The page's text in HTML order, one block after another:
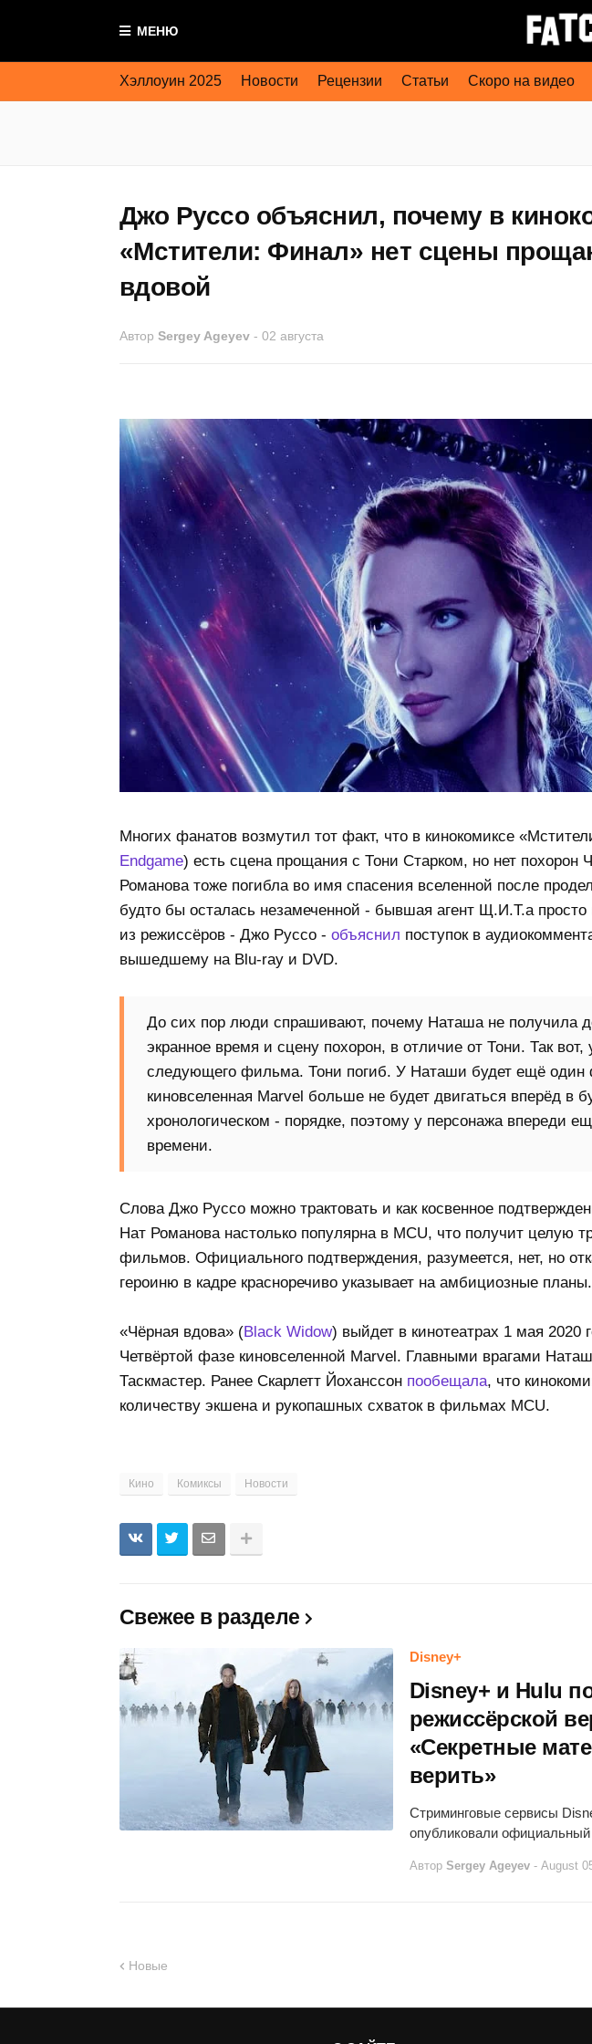
МЕНЮ
Хэллоуин 2025 Новости Рецензии Статьи Скоро на видео
Джо Руссо объяснил, почему в
«Мстители: Финал» нет сцены
вдовой
Автор Sergey Ageyev - 02 августа
Многих фанатов возмутил тот факт, что в кинокомиксе
Endgame) есть сцена прощания с Тони Старком, но нет похорон
Романова тоже погибла во имя спасения вселенной после
будто бы осталась незамеченной - бывшая агент Щ.И.Т.а
из режиссёров - Джо Руссо - объяснил поступок в
вышедшему на Blu-ray и DVD.
До сих пор люди спрашивают, почему Наташа не получила
экранное время и сцену похорон, в отличие от Тони. Так вот,
следующего фильма. Тони погиб. У Наташи будет ещё
киновселенная Marvel больше не будет двигаться вперёд в
хронологическом - порядке, поэтому у персонажа впереди
времени.
Слова Джо Руссо можно трактовать и как косвенное
Нат Романова настолько популярна в MCU, что получит целую
фильмов. Официального подтверждения, разумеется, нет, но
героиню в кадре красноречиво указывает на амбициозные планы.
«Чёрная вдова» (Black Widow) выйдет в кинотеатрах 1 мая 2020
Четвёртой фазе киновселенной Marvel. Главными врагами
Таскмастер. Ранее Скарлетт Йоханссон пообещала, что
количеству экшена и рукопашных схваток в фильмах MCU.
Кино Комиксы Новости
Свежее в разделе
Disney+
Disney+ и Hulu
режиссёрской
«Секретные
верить»
Стриминговые сервисы
опубликовали
Автор Sergey Ageyev - August
Новые